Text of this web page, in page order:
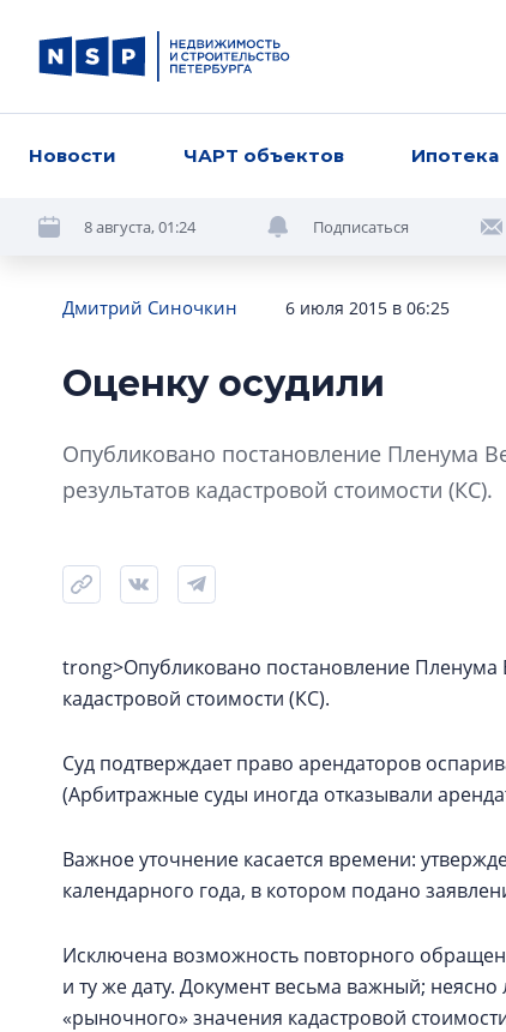
Новости ЧАРТ объектов Ипотека
8 августа, 01:24 Подписаться
Дмитрий Синочкин 6 июля 2015 в 06:25
Оценку осудили
Опубликовано постановление Пленума
результатов кадастровой стоимости (КС).
trong>Опубликовано постановление Пленума
кадастровой стоимости (КС).
Суд подтверждает право арендаторов
(Арбитражные суды иногда отказывали
Важное уточнение касается времени:
календарного года, в котором подано
Исключена возможность повторного
и ту же дату. Документ весьма важный;
«рыночного» значения кадастровой